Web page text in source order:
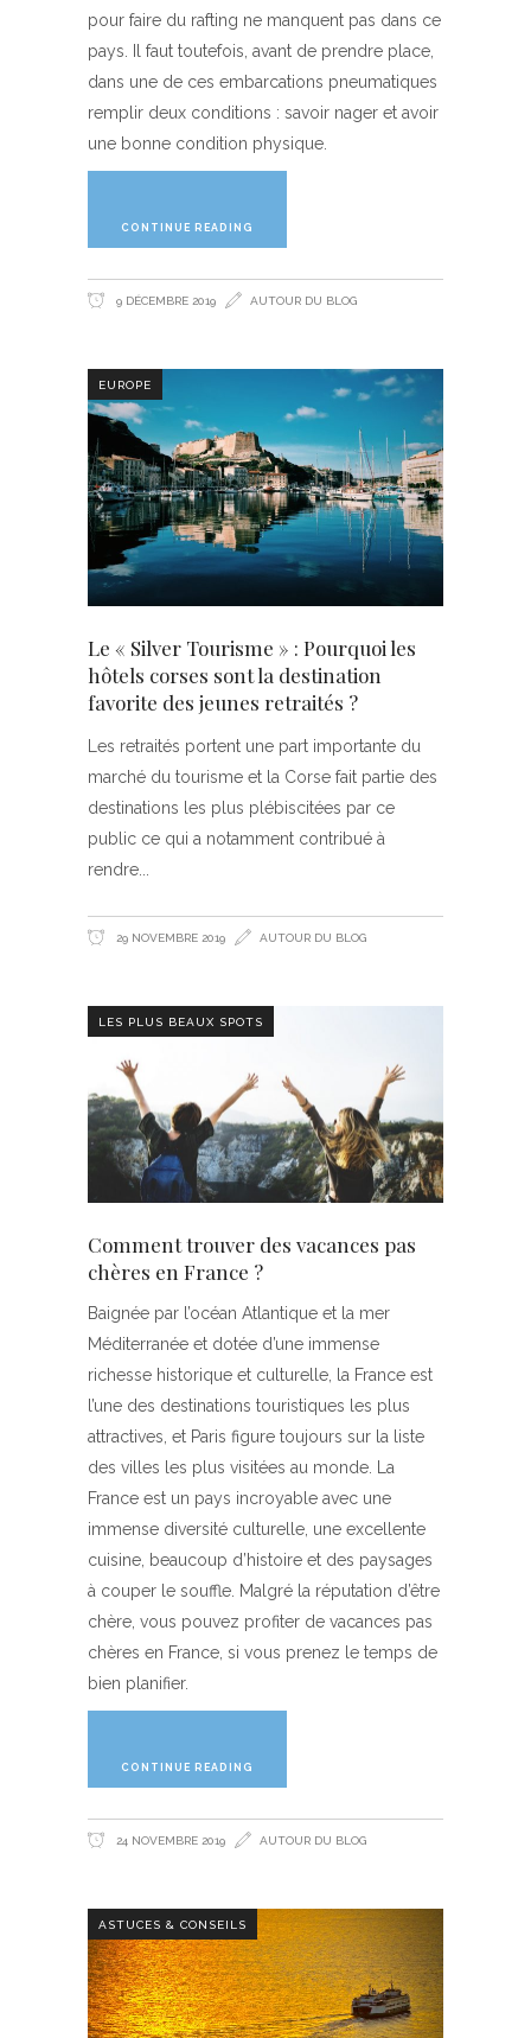
pour faire du rafting ne manquent pas dans ce
pays. Il faut toutefois, avant de prendre place,
dans une de ces embarcations pneumatiques
remplir deux conditions : savoir nager et avoir
une bonne condition physique.
CONTINUE READING
9 DÉCEMBRE 2019 AUTOUR DU BLOG
EUROPE
Le « Silver Tourisme » : Pourquoi les
hôtels corses sont la destination
favorite des jeunes retraités ?
Les retraités portent une part importante du
marché du tourisme et la Corse fait partie des
destinations les plus plébiscitées par ce
public ce qui a notamment contribué à
rendre
29 NOVEMBRE 2019 AUTOUR DU BLOG
LES PLUS BEAUX SPOTS
Comment trouver des vacances pas
chères en France ?
Baignée par l’océan Atlantique et la mer
Méditerranée et dotée d’une immense
richesse historique et culturelle, la France est
l’une des destinations touristiques les plus
attractives, et Paris figure toujours sur la liste
des villes les plus visitées au monde. La
France est un pays incroyable avec une
immense diversité culturelle, une excellente
cuisine, beaucoup d’histoire et des paysages
à couper le souffle. Malgré la réputation d’être
chère, vous pouvez profiter de vacances pas
chères en France, si vous prenez le temps de
bien planifier.
CONTINUE READING
24 NOVEMBRE 2019 AUTOUR DU BLOG
ASTUCES & CONSEILS